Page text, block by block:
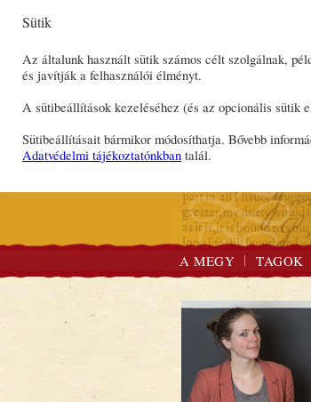
A MEGY TAGOK
Sütik
Az általunk használt sütik számos célt szolgálnak,
és javítják a felhasználói élményt.
A sütibeállítások kezeléséhez (és az opcionális sütik
Sütibeállításait bármikor módosíthatja. Bővebb
Adatvédelmi tájékoztatónkban talál.